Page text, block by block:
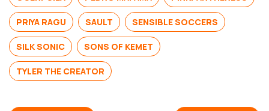
PRIYA RAGU SAULT SENSIBLE SOCCERS
SILK SONIC SONS OF KEMET
TYLER THE CREATOR